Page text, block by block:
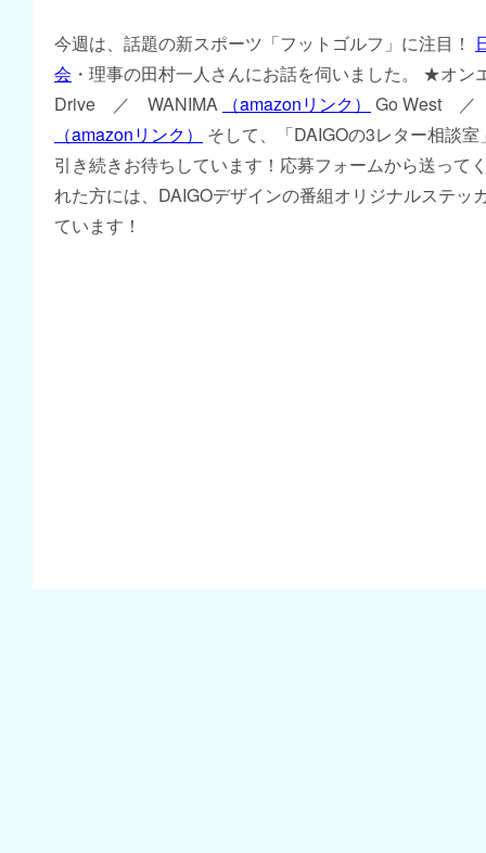
今週は、話題の新スポーツ「フットゴルフ」に注目！
会 ・理事の田村一人さんにお話を伺いました。 ★オ
Drive ／ WANIMA
（amazonリンク）
Go West ／
（amazonリンク）
そして、「DAIGOの3レター相談
引き続きお待ちしています！応募フォームから送って
れた方には、DAIGOデザインの番組オリジナルステッ
ています！